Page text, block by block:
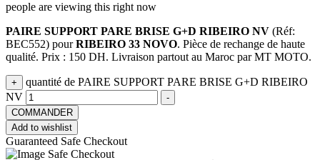
people are viewing this right now
PAIRE SUPPORT PARE BRISE G+D RIBEIRO NV (Réf:
BEC552) pourRIBEIRO 33 NOVO. Pièce de rechange de haute
qualité. Prix : 150 DH. Livraison partout au Maroc par MT MOTO.
+
quantité de PAIRE SUPPORT PARE BRISE G+D RIBEIRO
NV
-
COMMANDER
Add to wishlist
Guaranteed Safe Checkout